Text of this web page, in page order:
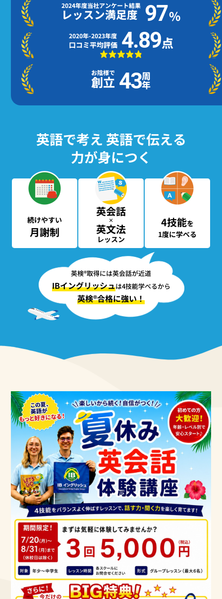
2024年度当社アンケート結果
レッスン満足度 97%
2020年-2023年度
口コミ平均評価 4.89点
お陰様で
創立 43周
年
英語で考え 英語で伝える
力が身につく
続けやすい
月謝制
英会話
×
英文法
レッスン
4技能を
1度に学べる
英検®取得には英会話が近道
IBイングリッシュは4技能学べるから
英検®合格に強い！